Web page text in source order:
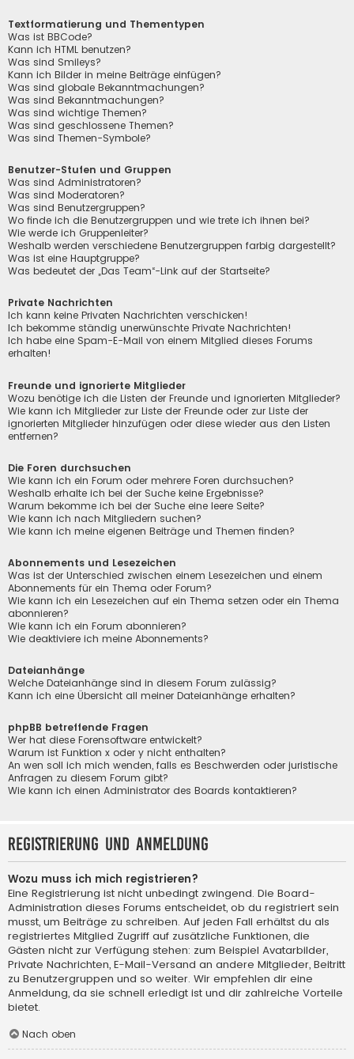
Textformatierung und Thementypen
Was ist BBCode?
Kann ich HTML benutzen?
Was sind Smileys?
Kann ich Bilder in meine Beiträge einfügen?
Was sind globale Bekanntmachungen?
Was sind Bekanntmachungen?
Was sind wichtige Themen?
Was sind geschlossene Themen?
Was sind Themen-Symbole?
Benutzer-Stufen und Gruppen
Was sind Administratoren?
Was sind Moderatoren?
Was sind Benutzergruppen?
Wo finde ich die Benutzergruppen und wie trete ich ihnen bei?
Wie werde ich Gruppenleiter?
Weshalb werden verschiedene Benutzergruppen farbig dargestellt?
Was ist eine Hauptgruppe?
Was bedeutet der „Das Team“-Link auf der Startseite?
Private Nachrichten
Ich kann keine Privaten Nachrichten verschicken!
Ich bekomme ständig unerwünschte Private Nachrichten!
Ich habe eine Spam-E-Mail von einem Mitglied dieses Forums
erhalten!
Freunde und ignorierte Mitglieder
Wozu benötige ich die Listen der Freunde und ignorierten Mitglieder?
Wie kann ich Mitglieder zur Liste der Freunde oder zur Liste der
ignorierten Mitglieder hinzufügen oder diese wieder aus den Listen
entfernen?
Die Foren durchsuchen
Wie kann ich ein Forum oder mehrere Foren durchsuchen?
Weshalb erhalte ich bei der Suche keine Ergebnisse?
Warum bekomme ich bei der Suche eine leere Seite?
Wie kann ich nach Mitgliedern suchen?
Wie kann ich meine eigenen Beiträge und Themen finden?
Abonnements und Lesezeichen
Was ist der Unterschied zwischen einem Lesezeichen und einem
Abonnements für ein Thema oder Forum?
Wie kann ich ein Lesezeichen auf ein Thema setzen oder ein Thema
abonnieren?
Wie kann ich ein Forum abonnieren?
Wie deaktiviere ich meine Abonnements?
Dateianhänge
Welche Dateianhänge sind in diesem Forum zulässig?
Kann ich eine Übersicht all meiner Dateianhänge erhalten?
phpBB betreffende Fragen
Wer hat diese Forensoftware entwickelt?
Warum ist Funktion x oder y nicht enthalten?
An wen soll ich mich wenden, falls es Beschwerden oder juristische
Anfragen zu diesem Forum gibt?
Wie kann ich einen Administrator des Boards kontaktieren?
Registrierung und Anmeldung
Wozu muss ich mich registrieren?
Eine Registrierung ist nicht unbedingt zwingend. Die Board-
Administration dieses Forums entscheidet, ob du registriert sein
musst, um Beiträge zu schreiben. Auf jeden Fall erhältst du als
registriertes Mitglied Zugriff auf zusätzliche Funktionen, die
Gästen nicht zur Verfügung stehen: zum Beispiel Avatarbilder,
Private Nachrichten, E-Mail-Versand an andere Mitglieder, Beitritt
zu Benutzergruppen und so weiter. Wir empfehlen dir eine
Anmeldung, da sie schnell erledigt ist und dir zahlreiche Vorteile
bietet.
Nach oben